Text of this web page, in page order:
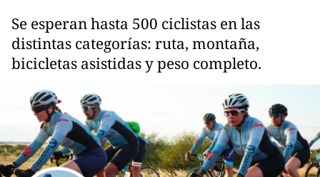
Se esperan hasta 500 ciclistas en las
distintas categorías: ruta, montaña,
bicicletas asistidas y peso completo.